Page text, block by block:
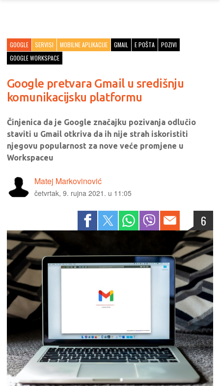
GOOGLE SERVISI MOBILNE APLIKACIJE GMAIL E POŠTA
POZIVI
GOOGLE WORKSPACE
Google pretvara Gmail u središnju
komunikacijsku platformu
Činjenica da je Google značajku pozivanja odlučio
staviti u Gmail otkriva da ih nije strah iskoristiti
njegovu popularnost za nove veće promjene u
Workspaceu
Matej Markovinović
četvrtak, 9. rujna 2021. u 11:05
6